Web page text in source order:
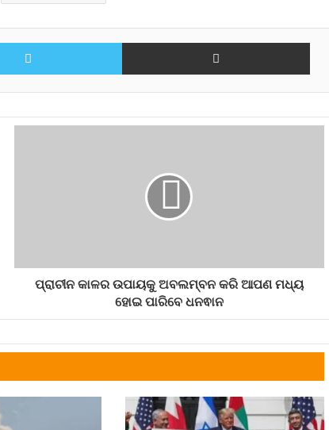
Twitter Share via Email
ପ୍ରାଚୀନ କାଳର ଉପାୟକୁ ଅବଲମ୍ବନ କରି ଆପଣ ମଧ୍ୟ
ହୋଇ ପାରିବେ ଧନଵାନ